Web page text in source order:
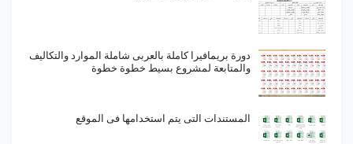
دورة بريمافيرا كاملة بالعربى شاملة الموارد والتكاليف
والمتابعة لمشروع بسيط خطوة خطوة
المستندات التى يتم استخدامها فى الموقع